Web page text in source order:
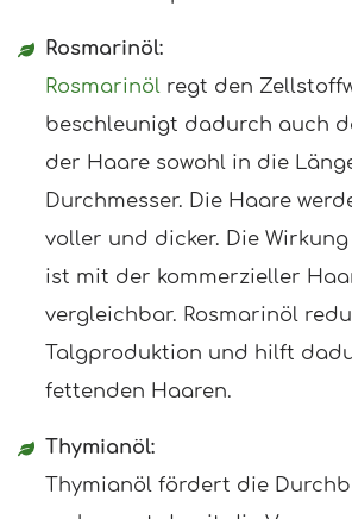
Rosmarinöl:
Rosmarinöl regt den
beschleunigt dadurch auch
der Haare sowohl in die
Durchmesser. Die Haare
voller und dicker. Die
ist mit der kommerzieller
vergleichbar. Rosmarinöl
Talgproduktion und hilft
fettenden Haaren.
Thymianöl:
Thymianöl fördert die